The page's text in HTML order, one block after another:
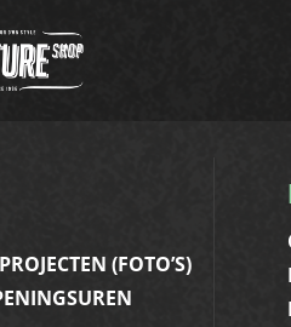
(FOTO’S)